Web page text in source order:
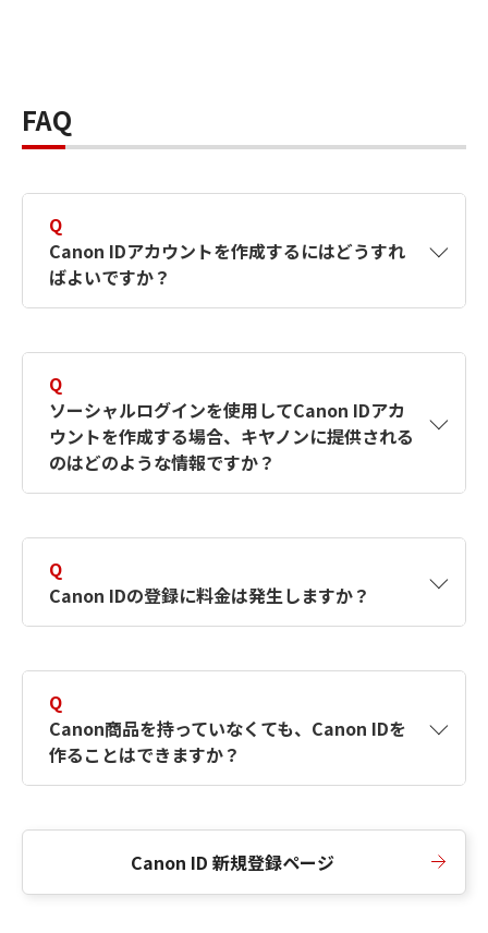
FAQ
Q
Canon IDアカウントを作成するにはどうすれ
ばよいですか？
す。詳しい作成方法は【カメラ】Canon IDとは
何ですか？Canon IDの作成方法は？をご確認く
ださい。
Q
ソーシャルログインを使用してCanon IDアカ
ウントを作成する場合、キヤノンに提供される
のはどのような情報ですか？
択したサービスから取得します。アカウントを
簡単に作成できるように、この情報を使用して
Canon IDの登録フォームを入力します。
Q
Canon IDの登録に料金は発生しますか？
Q
Canon商品を持っていなくても、Canon IDを
作ることはできますか？
Canon ID 新規登録ページ